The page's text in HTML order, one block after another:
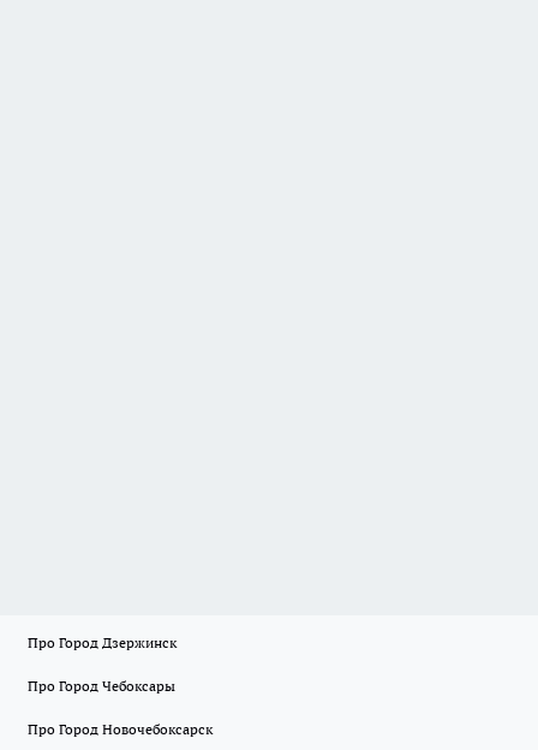
Про Город Дзержинск
Про Город Чебоксары
Про Город Новочебоксарск